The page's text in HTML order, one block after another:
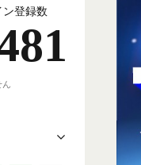
ン登録数
ん